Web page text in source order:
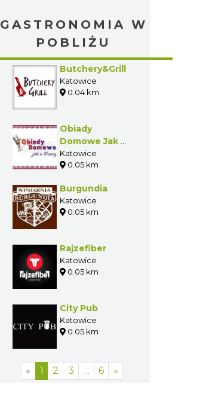
GASTRONOMIA W
POBLIŻU
Butchery&Grill
Katowice
0.04 km
Obiady
Domowe Jak u
Mamy
Katowice
0.05 km
Burgundia
Katowice
0.05 km
Rajzefiber
Katowice
0.05 km
City Pub
Katowice
0.05 km
« 1 2 3 … 6 »